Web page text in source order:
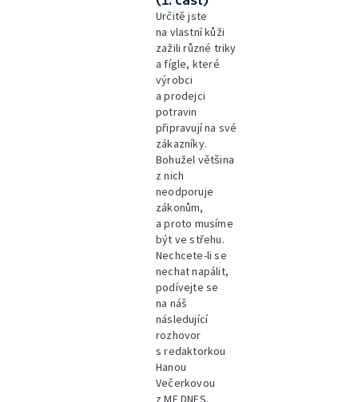
Určitě jste
na vlastní kůži
zažili různé triky
a fígle, které
výrobci
a prodejci
potravin
připravují na své
zákazníky.
Bohužel většina
z nich
neodporuje
zákonům,
a proto musíme
být ve střehu.
Nechcete-li se
nechat napálit,
podívejte se
na náš
následující
rozhovor
s redaktorkou
Hanou
Večerkovou
z MF DNES.